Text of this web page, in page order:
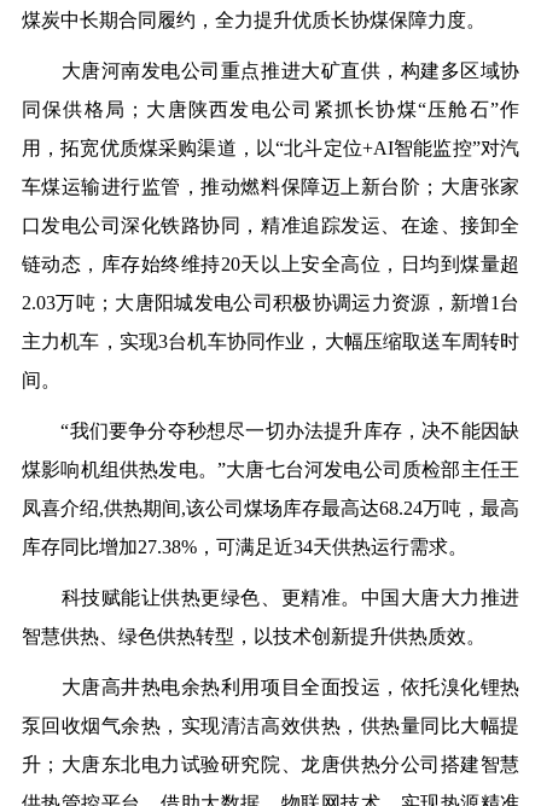
煤炭中长期合同履约，全力提升优质长协煤保障力度。
大唐河南发电公司重点推进大矿直供，构建多区域协
同保供格局；大唐陕西发电公司紧抓长协煤“压舱石”作
用，拓宽优质煤采购渠道，以“北斗定位+AI智能监控”对汽
车煤运输进行监管，推动燃料保障迈上新台阶；大唐张家
口发电公司深化铁路协同，精准追踪发运、在途、接卸全
链动态，库存始终维持20天以上安全高位，日均到煤量超
2.03万吨；大唐阳城发电公司积极协调运力资源，新增1台
主力机车，实现3台机车协同作业，大幅压缩取送车周转时
间。
“我们要争分夺秒想尽一切办法提升库存，决不能因缺
煤影响机组供热发电。”大唐七台河发电公司质检部主任王
凤喜介绍,供热期间,该公司煤场库存最高达68.24万吨，最高
库存同比增加27.38%，可满足近34天供热运行需求。
科技赋能让供热更绿色、更精准。中国大唐大力推进
智慧供热、绿色供热转型，以技术创新提升供热质效。
大唐高井热电余热利用项目全面投运，依托溴化锂热
泵回收烟气余热，实现清洁高效供热，供热量同比大幅提
升；大唐东北电力试验研究院、龙唐供热分公司搭建智慧